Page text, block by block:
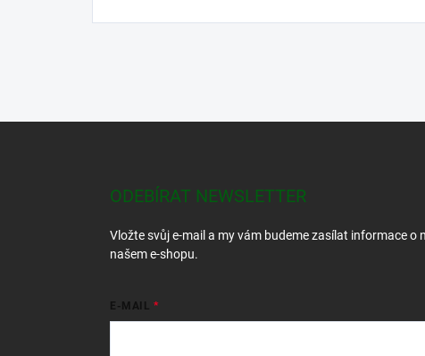
ODEBÍRAT NEWSLETTER
Vložte svůj e-mail a my vám budeme zasílat informace o
našem e-shopu.
E-MAIL